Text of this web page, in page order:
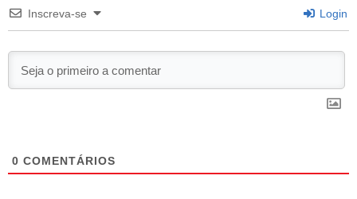
Inscreva-se Login
0 COMENTÁRIOS